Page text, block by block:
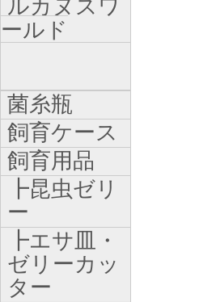
ルカヌスワ
ールド
菌糸瓶
飼育ケース
飼育用品
┣昆虫ゼリ
ー
┣エサ皿・
ゼリーカッ
ター